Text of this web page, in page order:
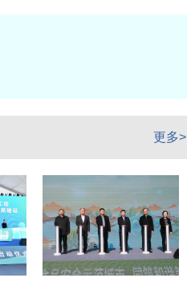
局、商务局、农业农村局、住
更多>